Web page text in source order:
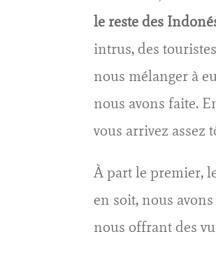
le reste des
intrus, des
nous mélanger à
nous avons faite.
vous arrivez assez
À part le premier,
en soit, nous
nous offrant des